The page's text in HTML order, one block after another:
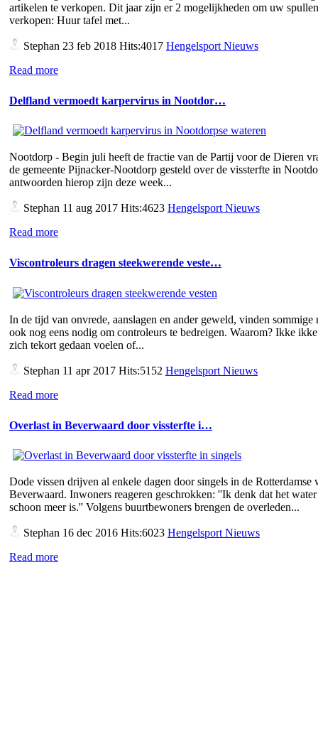
artikelen te verkopen. Dit jaar zijn er 2 mogelijkheden om uw
verkopen: Huur tafel met...
Stephan 23 feb 2018 Hits:4017 Hengelsport Nieuws
Read more
Delfland vermoedt karpervirus in Nootdor…
Nootdorp - Begin juli heeft de fractie van de Partij voor de Dieren
de gemeente Pijnacker-Nootdorp gesteld over de vissterfte in
antwoorden hierop zijn deze week...
Stephan 11 aug 2017 Hits:4623 Hengelsport Nieuws
Read more
Viscontroleurs dragen steekwerende veste…
In de tijd van onvrede, aanslagen en ander geweld, vinden sommige
ook nog eens nodig om controleurs te bedreigen. Waarom? Ikke
zich tekort gedaan voelen of...
Stephan 11 apr 2017 Hits:5152 Hengelsport Nieuws
Read more
Overlast in Beverwaard door vissterfte i…
Dode vissen drijven al enkele dagen door singels in de Rotterdamse
Beverwaard. Inwoners reageren geschrokken: ''Ik denk dat het
schoon meer is.'' Volgens buurtbewoners brengen de overleden...
Stephan 16 dec 2016 Hits:6023 Hengelsport Nieuws
Read more